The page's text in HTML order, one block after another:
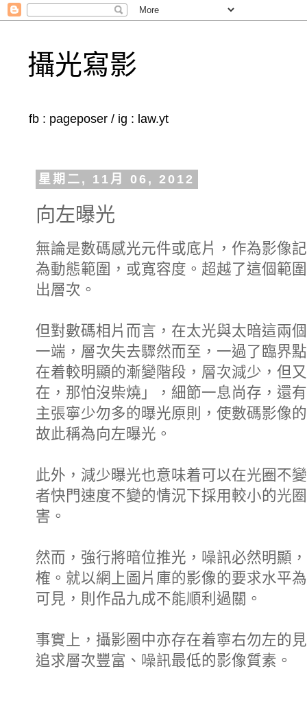
攝光寫影
fb : pageposer / ig : law.yt
星期二, 11月 06, 2012
向左曝光
無論是數碼感光元件或底片，作為影像
為動態範圍，或寬容度。超越了這個範
出層次。
但對數碼相片而言，在太光與太暗這兩
一端，層次失去驟然而至，一過了臨界
在着較明顯的漸變階段，層次減少，但
在，那怕沒柴燒」，細節一息尚存，還
主張寧少勿多的曝光原則，使數碼影像
故此稱為向左曝光。
此外，減少曝光也意味着可以在光圈不
者快門速度不變的情況下採用較小的光
害。
然而，強行將暗位推光，噪訊必然明顯
榷。就以網上圖片庫的影像的要求水平
可見，則作品九成不能順利過關。
事實上，攝影圈中亦存在着寧右勿左的
追求層次豐富、噪訊最低的影像質素。